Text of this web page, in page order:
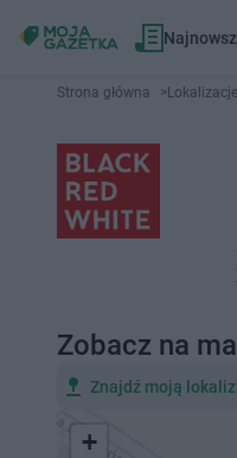
Strona główna >Lokalizacje
Zobacz na
Znajdź moją
+